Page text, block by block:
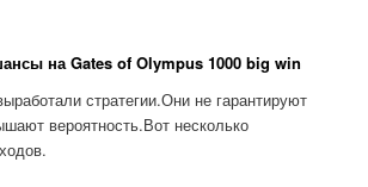
на Gates of Olympus 1000 big win
стратегии.Они не гарантируют
вероятность.Вот несколько